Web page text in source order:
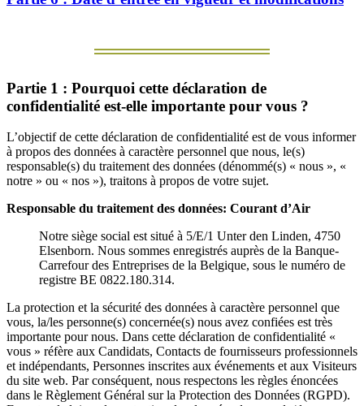
Partie 1 : Pourquoi cette déclaration de
confidentialité est-elle importante pour vous ?
L’objectif de cette déclaration de confidentialité est de vous informer
à propos des données à caractère personnel que nous, le(s)
responsable(s) du traitement des données (dénommé(s) « nous », «
notre » ou « nos »), traitons à propos de votre sujet.
Responsable du traitement des données: Courant d’Air
Notre siège social est situé à 5/E/1 Unter den Linden, 4750
Elsenborn. Nous sommes enregistrés auprès de la Banque-
Carrefour des Entreprises de la Belgique, sous le numéro de
registre BE 0822.180.314.
La protection et la sécurité des données à caractère personnel que
vous, la/les personne(s) concernée(s) nous avez confiées est très
importante pour nous. Dans cette déclaration de confidentialité «
vous » réfère aux Candidats, Contacts de fournisseurs professionnels
et indépendants, Personnes inscrites aux événements et aux Visiteurs
du site web. Par conséquent, nous respectons les règles énoncées
dans le Règlement Général sur la Protection des Données (RGPD).